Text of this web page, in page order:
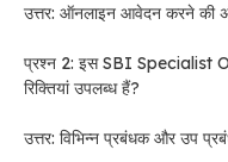
उत्तर: ऑनलाइन आवेदन करने की
प्रश्न 2: इस SBI Specialist
रिक्तियां उपलब्ध हैं?
उत्तर: विभिन्न प्रबंधक और उप